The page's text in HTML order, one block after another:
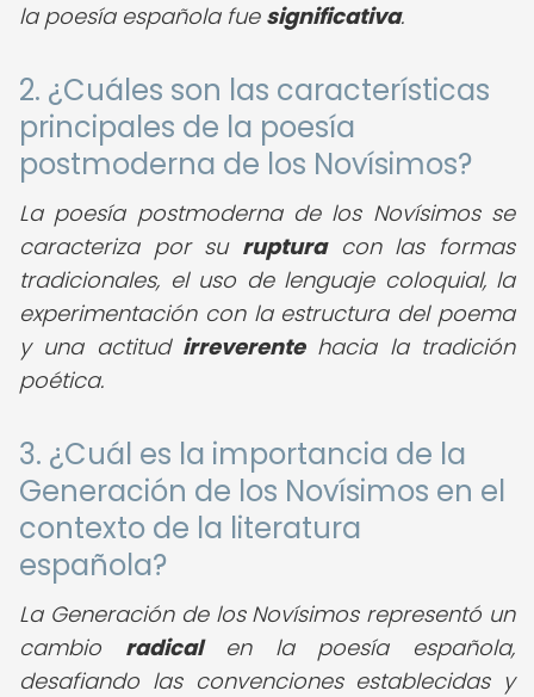
la poesía española fue significativa.
2. ¿Cuáles son las características
principales de la poesía
postmoderna de los Novísimos?
La poesía postmoderna de los Novísimos se
caracteriza por su rupturacon las formas
tradicionales, el uso de lenguaje coloquial, la
experimentación con la estructura del poema
y una actitud irreverentehacia la tradición
poética.
3. ¿Cuál es la importancia de la
Generación de los Novísimos en el
contexto de la literatura
española?
La Generación de los Novísimos representó un
cambio radicalen la poesía española,
desafiando las convenciones establecidas y